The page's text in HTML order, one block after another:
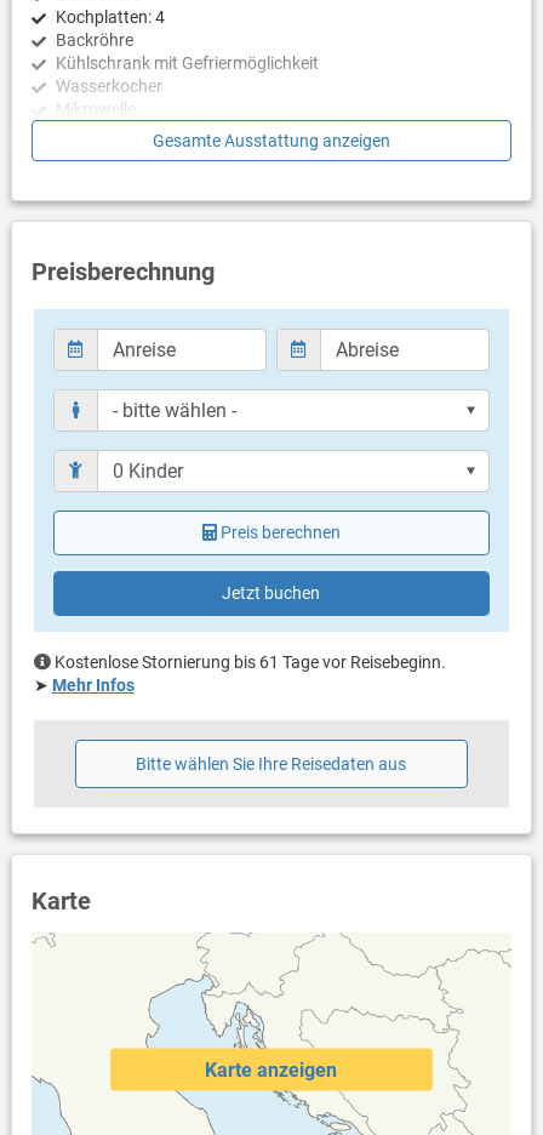
Kochplatten: 4
Backröhre
Kühlschrank mit Gefriermöglichkeit
Wasserkocher
Mikrowelle
Schlafzimmer
Schlafzimmer mit Doppelbett, Laminat
Schlafzimmer mit Doppelbett, Laminat
Badezimmer
Bad mit WC, Dusche
Bad mit WC, Dusche
Balkon & Terrasse
eigener Balkon
überdacht
Bestuhlung
überdacht
Bestuhlung
Weitere Informationen
Parkplatz beim Haus
Swimmingpool (30 m²)
Klimaanlage im Preis inklusive
Handtücher vorhanden
Fön
Waschmaschine in der Unterkunft
2. Wohnberreich mit Küche, Wohn-/Esszimmer und Balkon
Gesamte Ausstattung anzeigen
Preisberechnung
Preis berechnen
Jetzt buchen
Kostenlose Stornierung bis 61 Tage vor Reisebeginn.
➤ Mehr Infos
Bitte wählen Sie Ihre Reisedaten aus
Karte
Karte anzeigen